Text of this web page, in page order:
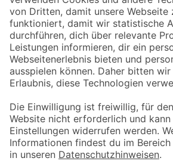
© 2026 Fressnapf Tiernahrungs GmbH
Westpreußenstraße 32-38
47809 Krefeld
AGB
Entdecke Fressnapf
Tierversicherung
GPS-Tracker
Fressnapf Salon
Online-Shop